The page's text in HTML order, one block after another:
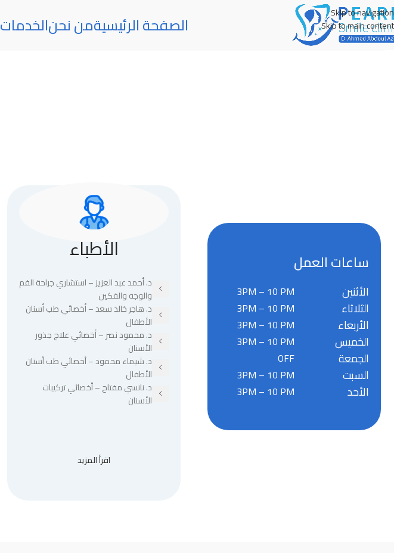
Skip to navigation
Skip to main content
الصفحة الرئيسيةمن نحنالخدمات
ساعات العمل
3PM – 10 PM الأثنين
3PM – 10 PM الثلاثاء
3PM – 10 PM الأربعاء
3PM – 10 PM الخميس
OFF الجمعة
3PM – 10 PM السبت
3PM – 10 PM الأحد
الأطباء
د. أحمد عبد العزيز – استشاري جراحة الفم
والوجه والفكين
د. هاجر خالد سعد – أخصائي طب أسنان
الأطفال
د. محمود نصر – أخصائي علاج جذور
الأسنان
د. شيماء محمود – أخصائي طب أسنان
الأطفال
د. نانسي مفتاح – أخصائي تركيبات
الأسنان
اقرأ المزيد